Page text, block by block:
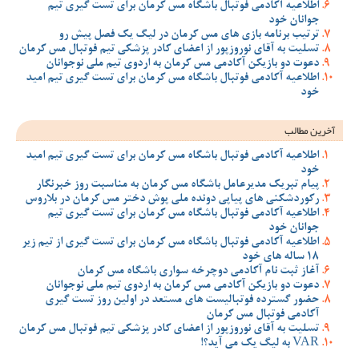
اطلاعیه آکادمی فوتبال باشگاه مس کرمان برای تست گیری تیم
جوانان خود
ترتیب برنامه بازی های مس کرمان در لیگ یک فصل پیش رو
تسلیت به آقای نوروزپور از اعضای کادر پزشکی تیم فوتبال مس کرمان
دعوت دو بازیکن آکادمی مس کرمان به اردوی تیم ملی نوجوانان
اطلاعیه آکادمی فوتبال باشگاه مس کرمان برای تست گیری تیم امید
خود
آخرین مطالب
اطلاعیه آکادمی فوتبال باشگاه مس کرمان برای تست گیری تیم امید
خود
پیام تبریک مدیرعامل باشگاه مس کرمان به مناسبت روز خبرنگار
رکوردشکنی های پیاپی دونده ملی پوش دختر مس کرمان در بلاروس
اطلاعیه آکادمی فوتبال باشگاه مس کرمان برای تست گیری تیم
جوانان خود
اطلاعیه آکادمی فوتبال باشگاه مس کرمان برای تست گیری از تیم زیر
18 ساله های خود
آغاز ثبت نام آکادمی دوچرخه سواری باشگاه مس کرمان
دعوت دو بازیکن آکادمی مس کرمان به اردوی تیم ملی نوجوانان
حضور گسترده فوتبالیست های مستعد در اولین روز تست گیری
آکادمی فوتبال مس کرمان
تسلیت به آقای نوروزپور از اعضای کادر پزشکی تیم فوتبال مس کرمان
VAR به لیگ یک می آید؟!